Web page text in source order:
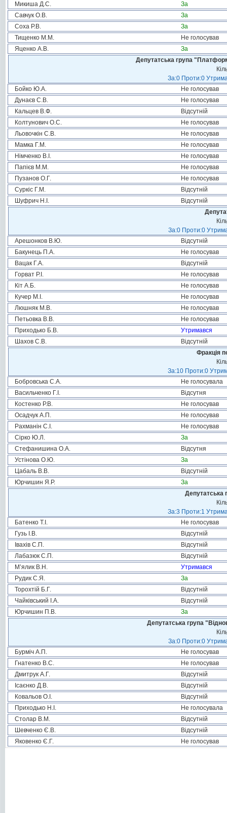
Микиша Д.С.
За
Савчук О.В.
За
Соха Р.В.
За
Тищенко М.М.
Не голосував
Яценко А.В.
За
Депутатська група
За:0 Проти:0
Бойко Ю.А.
Не голосував
Дунаєв С.В.
Не голосував
Кальцев В.Ф.
Відсутній
Колтунович О.С.
Не голосував
Льовочкін С.В.
Не голосував
Мамка Г.М.
Не голосував
Німченко В.І.
Не голосував
Папієв М.М.
Не голосував
Пузанов О.Г.
Не голосував
Суркіс Г.М.
Відсутній
Шуфрич Н.І.
Відсутній
За:0 Проти:0
Арешонков В.Ю.
Відсутній
Бакунець П.А.
Не голосував
Вацак Г.А.
Відсутній
Горват Р.І.
Не голосував
Кіт А.Б.
Не голосував
Кучер М.І.
Не голосував
Люшняк М.В.
Не голосував
Петьовка В.В.
Не голосував
Приходько Б.В.
Утримався
Шахов С.В.
Відсутній
Фракція
За:10 Проти:0
Бобровська С.А.
Не голосувала
Васильченко Г.І.
Відсутня
Костенко Р.В.
Не голосував
Осадчук А.П.
Не голосував
Рахманін С.І.
Не голосував
Сірко Ю.Л.
За
Стефанишина О.А.
Відсутня
Устінова О.Ю.
За
Цабаль В.В.
Відсутній
Юрчишин Я.Р.
За
Депутатська
За:3 Проти:1
Батенко Т.І.
Не голосував
Гузь І.В.
Відсутній
Івахів С.П.
Відсутній
Лабазюк С.П.
Відсутній
М’ялик В.Н.
Утримався
Рудик С.Я.
За
Торохтій Б.Г.
Відсутній
Чайківський І.А.
Відсутній
Юрчишин П.В.
За
Депутатська група
За:0 Проти:0
Бурміч А.П.
Не голосував
Гнатенко В.С.
Не голосував
Дмитрук А.Г.
Відсутній
Ісаєнко Д.В.
Відсутній
Ковальов О.І.
Відсутній
Приходько Н.І.
Не голосувала
Столар В.М.
Відсутній
Шевченко Є.В.
Відсутній
Яковенко Є.Г.
Не голосував